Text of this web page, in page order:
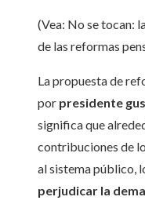
(Vea: No se tocan:
de las reformas
La propuesta de
por presidente
significa que
contribuciones de
al sistema público,
perjudicar la